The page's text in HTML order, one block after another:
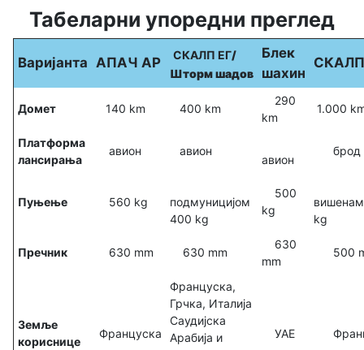
Табеларни упоредни преглед
Варијанта АПАЧ AP СКАЛП ЕГ/
Шторм шадов
Блек
шахин
Домет 140 km 400 km
290
km
1.000
Платформа
лансирања
авион авион
авион
брод
Пуњење 560 kg
подмуницијом
400 kg
500
kg
kg
Пречник 630 mm 630 mm
630
mm
500
Земље
кориснице
Француска
Француска,
Грчка, Италија
Саудијска
Арабија и
УАЕ